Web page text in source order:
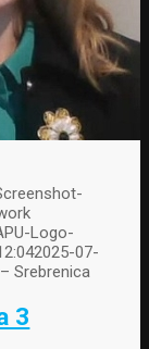
Logo-
2025-07-
Srebrenica
3